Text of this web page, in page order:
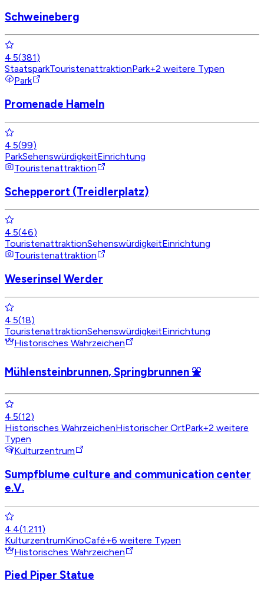
Schweineberg
4.5(381)
StaatsparkTouristenattraktionPark+2 weitere Typen
Park
Promenade Hameln
4.5(99)
ParkSehenswürdigkeitEinrichtung
Touristenattraktion
Schepperort (Treidlerplatz)
4.5(46)
TouristenattraktionSehenswürdigkeitEinrichtung
Touristenattraktion
Weserinsel Werder
4.5(18)
TouristenattraktionSehenswürdigkeitEinrichtung
Historisches Wahrzeichen
Mühlensteinbrunnen, Springbrunnen ⛲
4.5(12)
Historisches WahrzeichenHistorischer OrtPark+2 weitere
Typen
Kulturzentrum
Sumpfblume culture and communication center
e.V.
4.4(1.211)
KulturzentrumKinoCafé+6 weitere Typen
Historisches Wahrzeichen
Pied Piper Statue